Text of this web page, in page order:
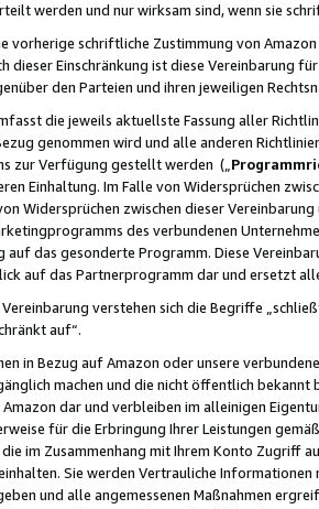
werden und nur wirksam sind, wenn sie
vorherige schriftliche Zustimmung von
dieser Einschränkung ist diese Vereinbarung
den Parteien und ihren jeweiligen
die jeweils aktuellste Fassung aller
genommen wird und alle anderen
zur Verfügung gestellt werden („
Einhaltung. Im Falle von Widersprüchen
Widersprüchen zwischen dieser
des verbundenen
auf das gesonderte Programm. Diese
auf das Partnerprogramm dar und ersetzt
verstehen sich die Begriffe
auf“.
in Bezug auf Amazon oder unsere
machen und die nicht öffentlich
Amazon dar und verbleiben im alleinigen
für die Erbringung Ihrer Leistungen
die im Zusammenhang mit Ihrem Konto
Sie werden Vertrauliche
und alle angemessenen Maßnahmen